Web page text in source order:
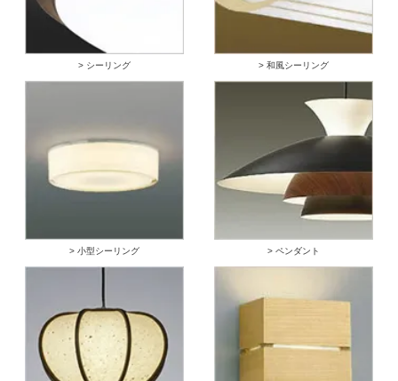
> シーリング > 和風シーリング
> 小型シーリング > ペンダント